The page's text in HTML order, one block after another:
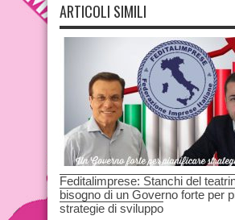
ARTICOLI SIMILI
Feditalimprese: Stanchi del
bisogno di un Governo forte per
strategie di sviluppo